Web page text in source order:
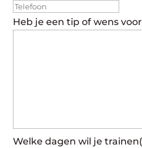
Heb je een tip of wens
Welke dagen wil je trainen